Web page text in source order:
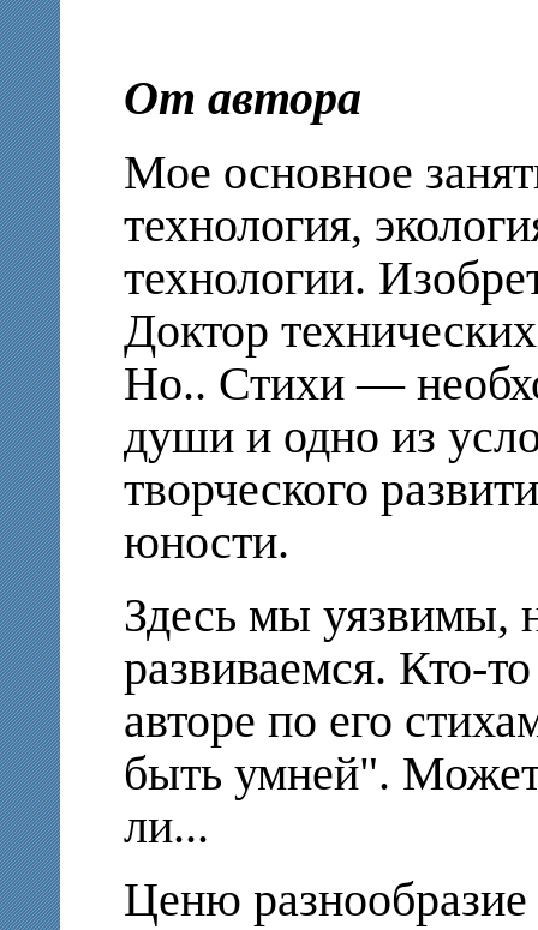
От автора
Мое основное
технология,
технологии.
Доктор
Но.. Стихи —
души и одно из
творческого
юности.
Здесь мы уязвимы,
развиваемся. Кто-
авторе по его
быть умней".
ли...
Ценю